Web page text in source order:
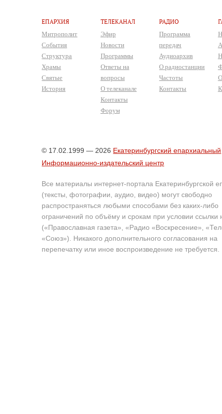
ЕПАРХИЯ
Митрополит
События
Структура
Храмы
Святые
История
ТЕЛЕКАНАЛ
Эфир
Новости
Программы
Ответы на
вопросы
О телеканале
Контакты
Форум
РАДИО
Программа
передач
Аудиоархив
О радиостанции
Частоты
Контакты
© 17.02.1999 — 2026 Екатеринбургский епархиальный
Информационно-издательский центр
Все материалы интернет-портала Екатеринбургской
(тексты, фотографии, аудио, видео) могут свободно
распространяться любыми способами без каких-либо
ограничений по объёму и срокам при условии ссылки
(«Православная газета», «Радио «Воскресение»,
«Союз»). Никакого дополнительного согласования на
перепечатку или иное воспроизведение не требуется.